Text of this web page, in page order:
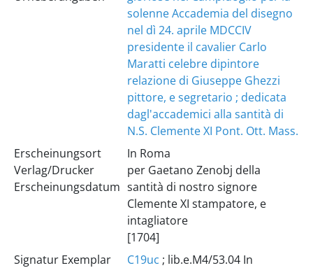
solenne Accademia del disegno
nel dì 24. aprile MDCCIV
presidente il cavalier Carlo
Maratti celebre dipintore
relazione di Giuseppe Ghezzi
pittore, e segretario ; dedicata
dagl'accademici alla santità di
N.S. Clemente XI Pont. Ott. Mass.
Erscheinungsort
Verlag/Drucker
Erscheinungsdatum
In Roma
per Gaetano Zenobj della
santità di nostro signore
Clemente XI stampatore, e
intagliatore
[1704]
Signatur Exemplar
C19uc ; lib.e.M4/53.04 In